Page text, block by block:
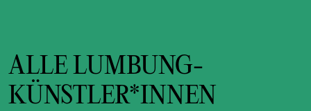
ALLE LUMBUNG-
KÜNSTLER*INNEN